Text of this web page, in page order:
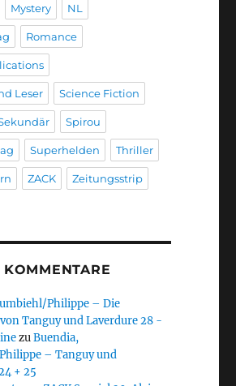
Mystery NL
Romance
Leser Science Fiction
Spirou
Superhelden Thriller
ZACK Zeitungsstrip
KOMMENTARE
Philippe – Die
Tanguy und Laverdure 28 -
zuBuendia,
– Tanguy und
+ 25